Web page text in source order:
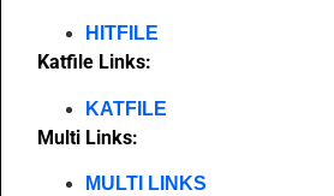
HITFILE
Katfile Links:
KATFILE
Multi Links:
MULTI LINKS